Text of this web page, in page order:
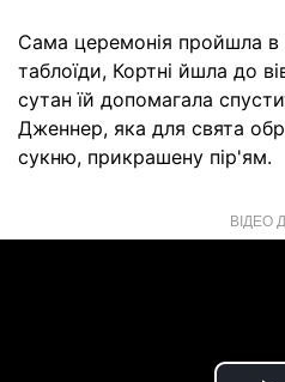
Сама церемонія пройшла в
таблоїди, Кортні йшла до
сутан їй допомагала
Дженнер, яка для свята
сукню, прикрашену пір'ям.
ВІДЕО